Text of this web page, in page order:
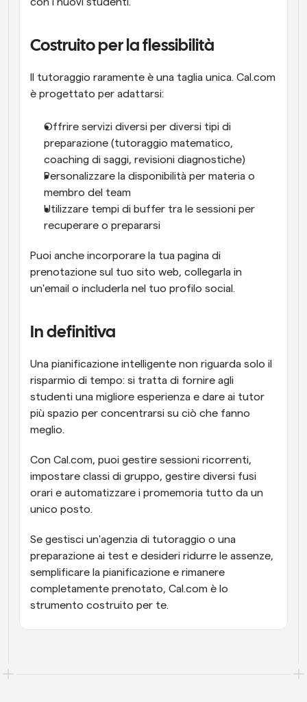
Costruito per la flessibilità
Il tutoraggio raramente è una taglia unica. Cal.com
è progettato per adattarsi:
Offrire servizi diversi per diversi tipi di
preparazione (tutoraggio matematico,
coaching di saggi, revisioni diagnostiche)
Personalizzare la disponibilità per materia o
membro del team
Utilizzare tempi di buffer tra le sessioni per
recuperare o prepararsi
Puoi anche incorporare la tua pagina di
prenotazione sul tuo sito web, collegarla in
un'email o includerla nel tuo profilo social.
In definitiva
Una pianificazione intelligente non riguarda solo il
risparmio di tempo: si tratta di fornire agli
studenti una migliore esperienza e dare ai tutor
più spazio per concentrarsi su ciò che fanno
meglio.
Con Cal.com, puoi gestire sessioni ricorrenti,
impostare classi di gruppo, gestire diversi fusi
orari e automatizzare i promemoria tutto da un
unico posto.
Se gestisci un'agenzia di tutoraggio o una
preparazione ai test e desideri ridurre le assenze,
semplificare la pianificazione e rimanere
completamente prenotato, Cal.com è lo
strumento costruito per te.